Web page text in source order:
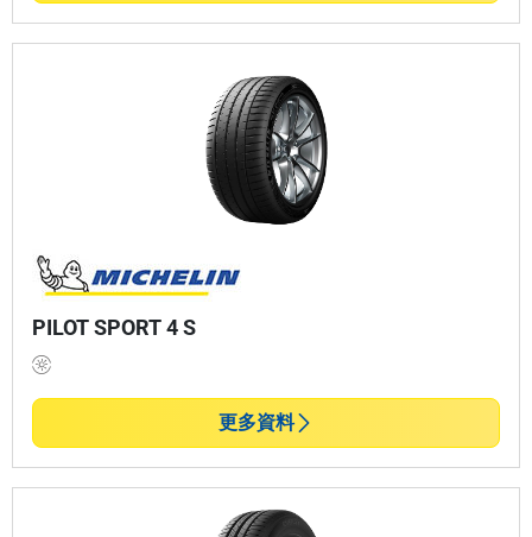
PILOT SPORT 4 S
更多資料